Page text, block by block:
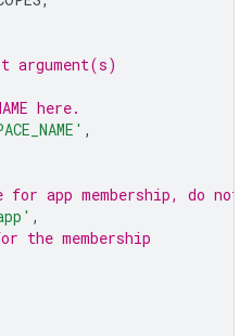
here.
,
for app membership, do not
,
the membership